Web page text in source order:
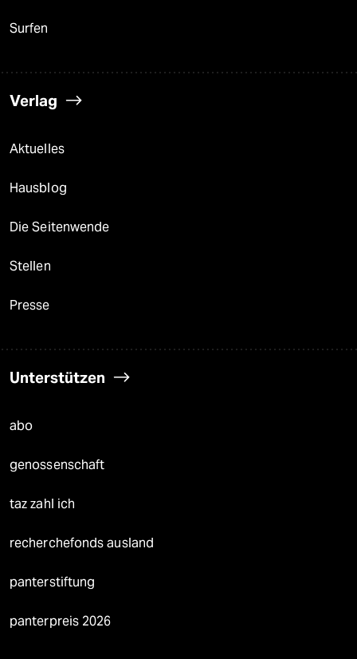
Surfen
Verlag
Aktuelles
Hausblog
Die Seitenwende
Stellen
Presse
Unterstützen
abo
genossenschaft
taz zahl ich
recherchefonds ausland
panterstiftung
panterpreis 2026